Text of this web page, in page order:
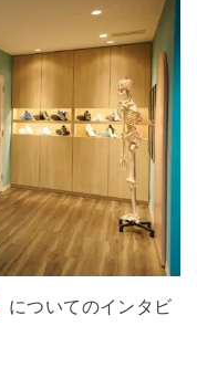
についてのインタビ